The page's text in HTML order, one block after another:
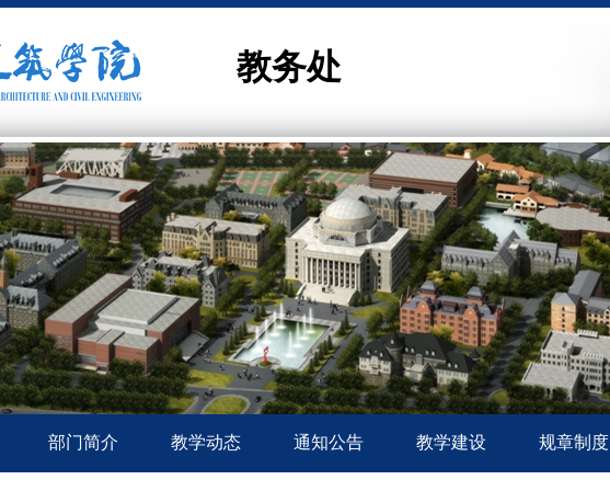
教务处
部门简介 教学动态 通知公告 教学建设 规章制度